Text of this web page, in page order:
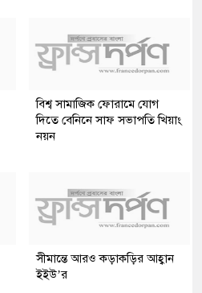
বিশ্ব সামাজিক ফোরামে যোগ
দিতে বেনিনে সাফ সভাপতি খিয়াং
নয়ন
সীমান্তে আরও কড়াকড়ির আহ্বান
ইইউ’র